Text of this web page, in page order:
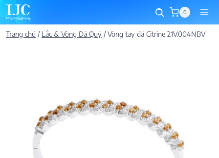
Skip
to
content
0
Trang chủ / Lắc & Vòng Đá Quý /Vòng tay đá Citrine 21V.004NBV